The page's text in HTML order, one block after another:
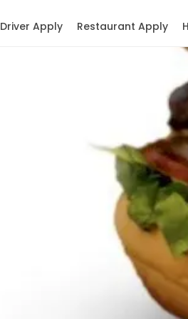
Restaurant Apply
Driver Apply